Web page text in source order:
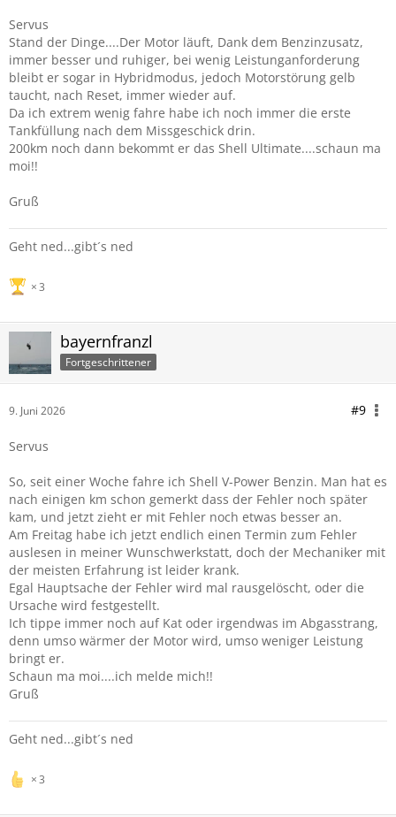
Servus
Stand der Dinge....Der Motor läuft, Dank dem Benzinzusatz,
immer besser und ruhiger, bei wenig Leistunganforderung
bleibt er sogar in Hybridmodus, jedoch Motorstörung gelb
taucht, nach Reset, immer wieder auf.
Da ich extrem wenig fahre habe ich noch immer die erste
Tankfüllung nach dem Missgeschick drin.
200km noch dann bekommt er das Shell Ultimate....schaun ma
moi!!
Gruß
Geht ned...gibt´s ned
3
bayernfranzl
Fortgeschrittener
9. Juni 2026 #9
Servus
So, seit einer Woche fahre ich Shell V-Power Benzin. Man hat es
nach einigen km schon gemerkt dass der Fehler noch später
kam, und jetzt zieht er mit Fehler noch etwas besser an.
Am Freitag habe ich jetzt endlich einen Termin zum Fehler
auslesen in meiner Wunschwerkstatt, doch der Mechaniker mit
der meisten Erfahrung ist leider krank.
Egal Hauptsache der Fehler wird mal rausgelöscht, oder die
Ursache wird festgestellt.
Ich tippe immer noch auf Kat oder irgendwas im Abgasstrang,
denn umso wärmer der Motor wird, umso weniger Leistung
bringt er.
Schaun ma moi....ich melde mich!!
Gruß
Geht ned...gibt´s ned
3